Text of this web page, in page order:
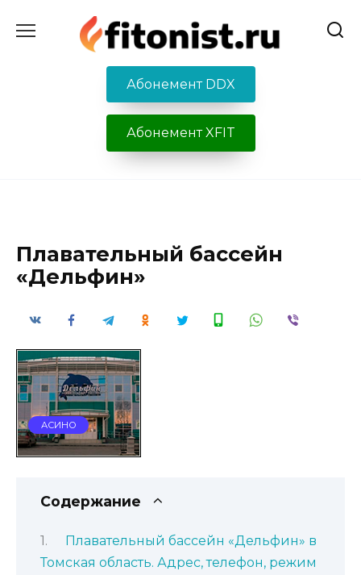
содержанию
Абонемент DDX
Абонемент XFIT
Плавательный бассейн
«Дельфин»
АСИНО
Содержание
Плавательный бассейн «Дельфин» в
Томская область. Адрес, телефон, режим